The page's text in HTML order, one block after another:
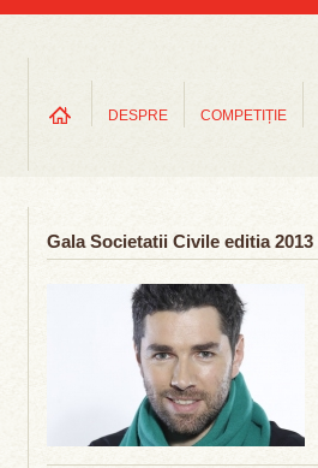
DESPRE COMPETIȚIE
Gala Societatii Civile editia 2013